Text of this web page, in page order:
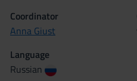
Coordinator
Anna Giust
Language
Russian